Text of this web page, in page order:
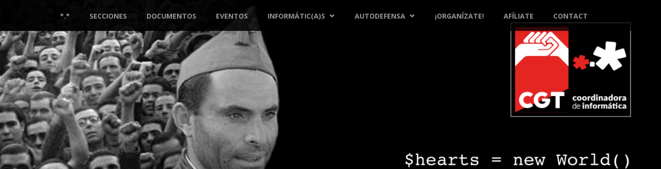
principal
*.* SECCIONES DOCUMENTOS EVENTOS INFORMÁTIC(A)S AUTODEFENSA ¡ORGANÍZATE! AFÍLIATE CONTACT